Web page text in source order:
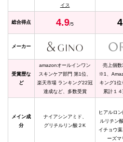
イス
総合得点 4.9/5
メーカー
受賞歴な
ど
amazonオールインワン
スキンケア部門 第1位、
楽天市場 ランキング22冠
達成など、多数受賞
売上個
※1、
キング1
累計１
メイン成
分
ナイアシンアミド、
グリチルリン酸２K
ヒアルロ
ルリチン
イチョウ
ーズマ